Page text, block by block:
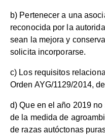
b) Pertenecer a una
reconocida por la
sean la mejora y
solicita incorporarse.
c) Los requisitos
Orden AYG/1129/2014,
d) Que en el año 2019
de la medida de
de razas autóctonas